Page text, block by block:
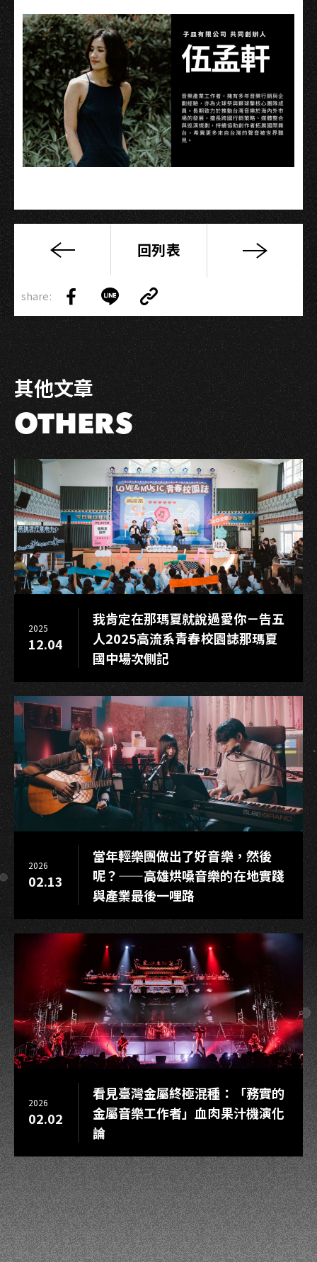
金
36
－
蟄
伏
後
的
水
到
渠
成
回列表
share:
Share
on
Facebook
Share
on
LINE
Copy
Link
Link
其他文章
OTHERS
2025
12.04
我肯定在那瑪夏就說過愛你－告五
人2025高流系青春校園誌那瑪夏
國中場次側記
2026
02.13
當年輕樂團做出了好音樂，然後
呢？——高雄烘嗓音樂的在地實踐
與產業最後一哩路
2026
02.02
看見臺灣金屬終極混種：「務實的
金屬音樂工作者」血肉果汁機演化
論